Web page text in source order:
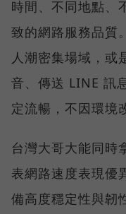
時間、不同地點、
致的網路服務品質
人潮密集場域，或
音、傳送 LINE 訊
定流暢，不因環境
台灣大哥大能同時
表網路速度表現優
備高度穩定性與韌